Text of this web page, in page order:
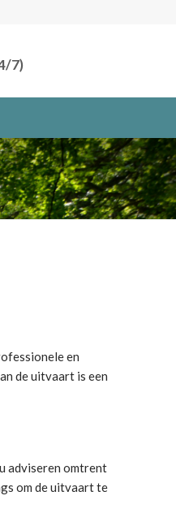
7)
en
de uitvaart is een
adviseren omtrent
om de uitvaart te